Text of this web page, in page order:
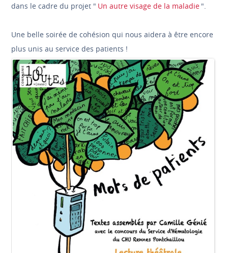
dans le cadre du projet " Un autre visage de la maladie ".
Une belle soirée de cohésion qui nous aidera à être encore
plus unis au service des patients !